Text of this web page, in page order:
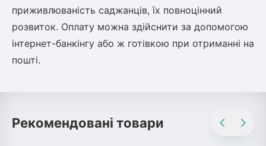
приживлюваність саджанців, їх повноцінний
розвиток. Оплату можна здійснити за допомогою
інтернет-банкінгу або ж готівкою при отриманні на
пошті.
Рекомендовані товари